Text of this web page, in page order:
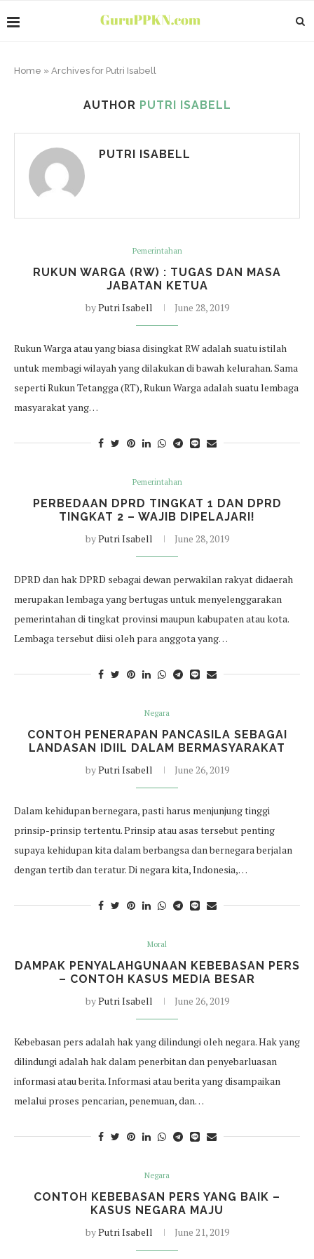
Home » Archives for Putri Isabell
AUTHOR PUTRI ISABELL
PUTRI ISABELL
Pemerintahan
RUKUN WARGA (RW) : TUGAS DAN MASA
JABATAN KETUA
byPutri Isabell June 28, 2019
Rukun Warga atau yang biasa disingkat RW adalah suatu istilah
untuk membagi wilayah yang dilakukan di bawah kelurahan. Sama
seperti Rukun Tetangga (RT), Rukun Warga adalah suatu lembaga
masyarakat yang…
Pemerintahan
PERBEDAAN DPRD TINGKAT 1 DAN DPRD
TINGKAT 2 – WAJIB DIPELAJARI!
byPutri Isabell June 28, 2019
DPRD dan hak DPRD sebagai dewan perwakilan rakyat didaerah
merupakan lembaga yang bertugas untuk menyelenggarakan
pemerintahan di tingkat provinsi maupun kabupaten atau kota.
Lembaga tersebut diisi oleh para anggota yang…
Negara
CONTOH PENERAPAN PANCASILA SEBAGAI
LANDASAN IDIIL DALAM BERMASYARAKAT
byPutri Isabell June 26, 2019
Dalam kehidupan bernegara, pasti harus menjunjung tinggi
prinsip-prinsip tertentu. Prinsip atau asas tersebut penting
supaya kehidupan kita dalam berbangsa dan bernegara berjalan
dengan tertib dan teratur. Di negara kita, Indonesia,…
Moral
DAMPAK PENYALAHGUNAAN KEBEBASAN PERS
– CONTOH KASUS MEDIA BESAR
byPutri Isabell June 26, 2019
Kebebasan pers adalah hak yang dilindungi oleh negara. Hak yang
dilindungi adalah hak dalam penerbitan dan penyebarluasan
informasi atau berita. Informasi atau berita yang disampaikan
melalui proses pencarian, penemuan, dan…
Negara
CONTOH KEBEBASAN PERS YANG BAIK –
KASUS NEGARA MAJU
byPutri Isabell June 21, 2019